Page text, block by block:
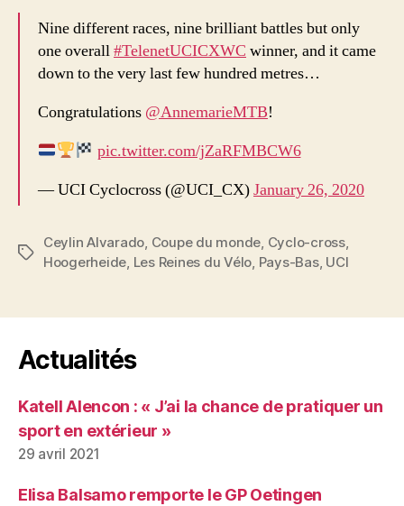
Nine different races, nine brilliant battles but only
one overall#TelenetUCICXWC winner, and it came
down to the very last few hundred metres…
Congratulations @AnnemarieMTB!
pic.twitter.com/jZaRFMBCW6
— UCI Cyclocross (@UCI_CX)January 26, 2020
Étiquettes
Ceylin Alvarado, Coupe du monde, Cyclo-cross,
Hoogerheide, Les Reines du Vélo, Pays-Bas, UCI
Actualités
Katell Alencon : « J’ai la chance de pratiquer un
sport en extérieur »
29 avril 2021
Elisa Balsamo remporte le GP Oetingen